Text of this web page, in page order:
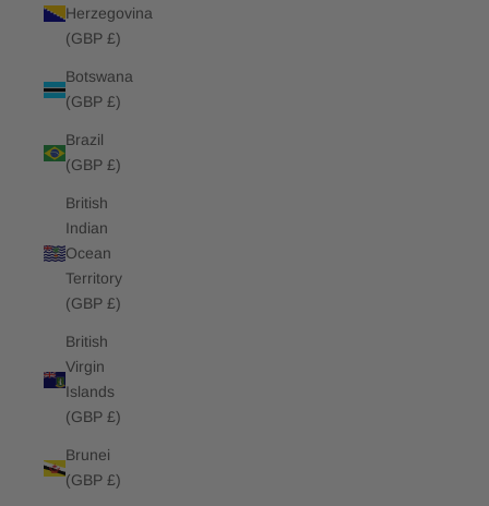
Herzegovina
(GBP £)
Botswana
(GBP £)
Brazil
(GBP £)
British
Indian
Ocean
Territory
(GBP £)
British
Virgin
Islands
(GBP £)
Brunei
(GBP £)